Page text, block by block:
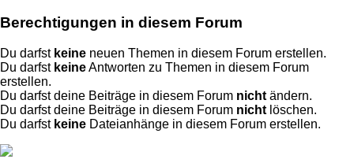
Berechtigungen in diesem Forum
Du darfst keine neuen Themen in diesem Forum erstellen.
Du darfst keineAntworten zu Themen in diesem Forum
erstellen.
Du darfst deine Beiträge in diesem Forum nicht ändern.
Du darfst deine Beiträge in diesem Forum nicht löschen.
Du darfst keine Dateianhänge in diesem Forum erstellen.